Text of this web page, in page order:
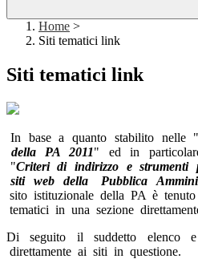
Home >
Siti tematici link
Siti tematici link
In base a quanto stabilito nelle "
della PA 2011" ed in
"Criteri di indirizzo e strumenti
siti web della Pubblica
sito istituzionale della PA è
tematici in una sezione
Di seguito il suddetto elenco
direttamente ai siti in questione.